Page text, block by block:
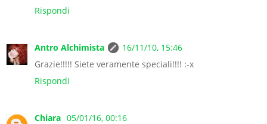
Rispondi
Antro Alchimista
16/11/10, 15:46
Grazie!!!!! Siete veramente speciali!!!! :-x
Rispondi
Chiara 05/01/16, 00:16